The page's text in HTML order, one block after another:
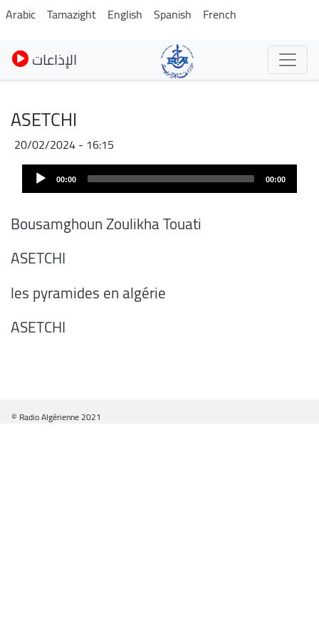
Skip
to
main
content
Arabic Tamazight English Spanish French
الإذاعات
ASETCHI
20/02/2024 - 16:15
Fichier
Audio
Player 00:00 00:00
Bousamghoun Zoulikha Touati
ASETCHI
les pyramides en algérie
ASETCHI
© Radio Algérienne 2021